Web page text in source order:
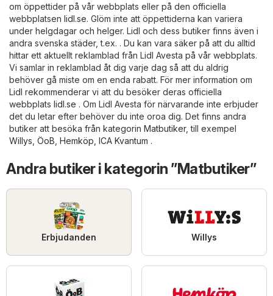
om öppettider på vår webbplats eller på den officiella
webbplatsen lidl.se. Glöm inte att öppettiderna kan variera
under helgdagar och helger. Lidl och dess butiker finns även i
andra svenska städer, t.ex. . Du kan vara säker på att du alltid
hittar ett aktuellt reklamblad från Lidl Avesta på vår webbplats.
Vi samlar in reklamblad åt dig varje dag så att du aldrig
behöver gå miste om en enda rabatt. För mer information om
Lidl rekommenderar vi att du besöker deras officiella
webbplats lidl.se . Om Lidl Avesta för närvarande inte erbjuder
det du letar efter behöver du inte oroa dig. Det finns andra
butiker att besöka från kategorin Matbutiker, till exempel
Willys ÖoB Hemköp ICA Kvantum .
Andra butiker i kategorin ”Matbutiker”
Erbjudanden Willys